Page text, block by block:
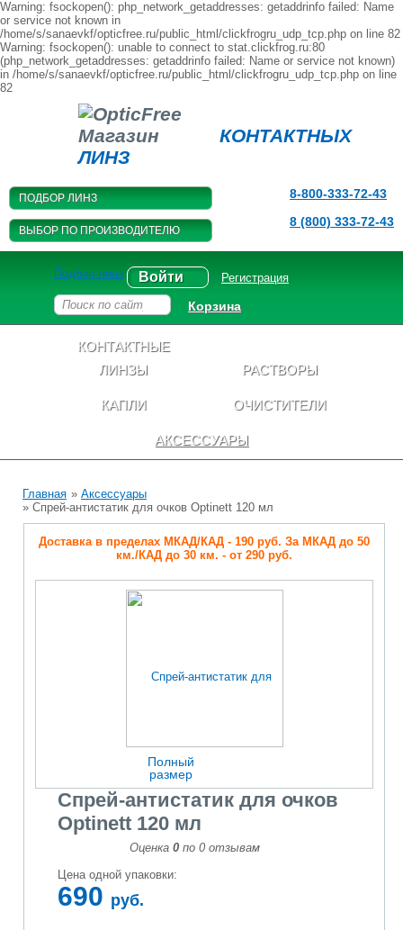
Warning: fsockopen(): php_network_getaddresses: getaddrinfo failed: Name
or service not known in
/home/s/sanaevkf/opticfree.ru/public_html/clickfrogru_udp_tcp.php on line 82
Warning: fsockopen(): unable to connect to stat.clickfrog.ru:80
(php_network_getaddresses: getaddrinfo failed: Name or service not known)
in /home/s/sanaevkf/opticfree.ru/public_html/clickfrogru_udp_tcp.php on line
82
Магазин КОНТАКТНЫХ
ЛИНЗ
ПОДБОР ЛИНЗ
ВЫБОР ПО ПРОИЗВОДИТЕЛЮ
8-800-333-72-43
8 (800) 333-72-43
Подбор линз Войти Регистрация
Корзина
КОНТАКТНЫЕ
ЛИНЗЫ
РАСТВОРЫ
КАПЛИ ОЧИСТИТЕЛИ
АКСЕССУАРЫ
Главная » Аксессуары
» Спрей-антистатик для очков Optinett 120 мл
Доставка в пределах МКАД/КАД - 190 руб. За МКАД до 50
км./КАД до 30 км. - от 290 руб.
Полный
размер
Спрей-антистатик для очков
Optinett 120 мл
Оценка 0 по 0 отзывам
Цена одной упаковки:
690 руб.